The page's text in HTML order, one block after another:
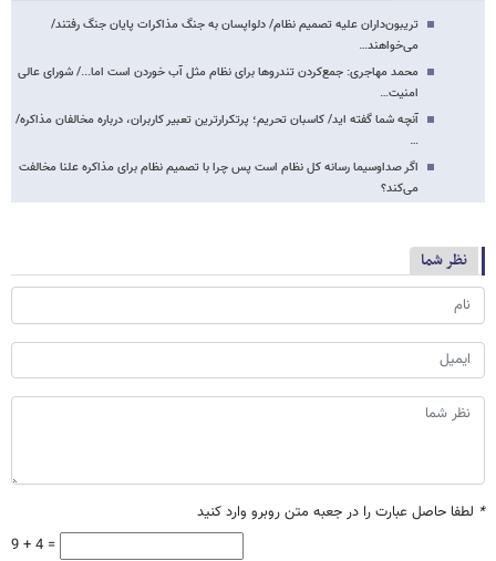
تریبون‌داران علیه تصمیم نظام/ دلواپسان به جنگ مذاکرات پایان جنگ رفتند/
می‌خواهند…
محمد مهاجری: جمع‌کردن تندروها برای نظام مثل آب خوردن است اما.../ شورای عالی
امنیت…
آنچه شما گفته اید/ کاسبان تحریم؛ پرتکرارترین تعبیر کاربران، درباره مخالفان مذاکره/
…
اگر صداوسیما رسانه کل نظام است پس چرا با تصمیم نظام برای مذاکره علنا مخالفت
می‌کند؟
نظر شما
* لطفا حاصل عبارت را در جعبه متن روبرو وارد کنید
9 + 4 =